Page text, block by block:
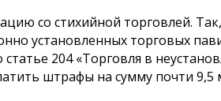
со стихийной торговлей. Так,
установленных торговых
204 «Торговля в
штрафы на сумму почти 9,5